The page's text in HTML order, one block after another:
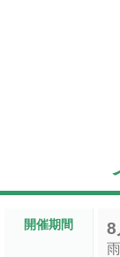
開催期間 8